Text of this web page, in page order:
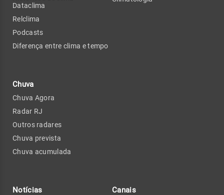
Dataclima
Relclima
Podcasts
Diferença entre clima e tempo
Chuva
Chuva Agora
Radar RJ
Outros radares
Chuva prevista
Chuva acumulada
Notícias Canais